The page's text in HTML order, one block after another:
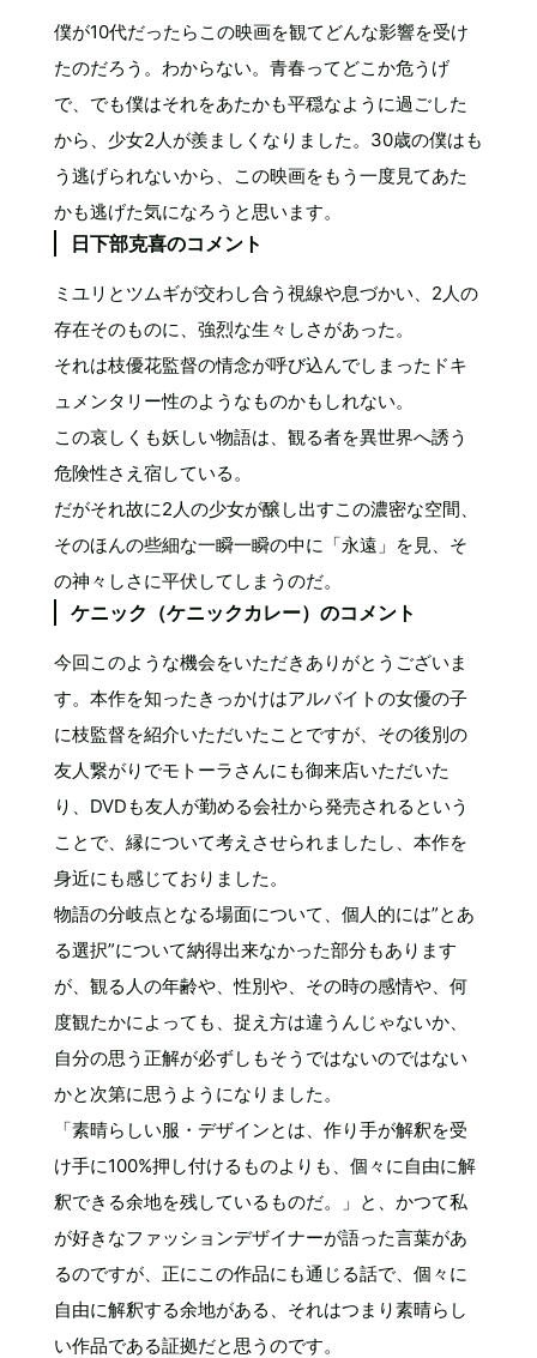
僕が10代だったらこの映画を観てどんな影響を受け
たのだろう。わからない。青春ってどこか危うげ
で、でも僕はそれをあたかも平穏なように過ごした
から、少女2人が羨ましくなりました。30歳の僕はも
う逃げられないから、この映画をもう一度見てあた
かも逃げた気になろうと思います。
日下部克喜のコメント
ミユリとツムギが交わし合う視線や息づかい、2人の
存在そのものに、強烈な生々しさがあった。
それは枝優花監督の情念が呼び込んでしまったドキ
ュメンタリー性のようなものかもしれない。
この哀しくも妖しい物語は、観る者を異世界へ誘う
危険性さえ宿している。
だがそれ故に2人の少女が醸し出すこの濃密な空間、
そのほんの些細な一瞬一瞬の中に「永遠」を見、そ
の神々しさに平伏してしまうのだ。
ケニック（ケニックカレー）のコメント
今回このような機会をいただきありがとうございま
す。本作を知ったきっかけはアルバイトの女優の子
に枝監督を紹介いただいたことですが、その後別の
友人繋がりでモトーラさんにも御来店いただいた
り、DVDも友人が勤める会社から発売されるという
ことで、縁について考えさせられましたし、本作を
身近にも感じておりました。
物語の分岐点となる場面について、個人的には”とあ
る選択”について納得出来なかった部分もあります
が、観る人の年齢や、性別や、その時の感情や、何
度観たかによっても、捉え方は違うんじゃないか、
自分の思う正解が必ずしもそうではないのではない
かと次第に思うようになりました。
「素晴らしい服・デザインとは、作り手が解釈を受
け手に100%押し付けるものよりも、個々に自由に解
釈できる余地を残しているものだ。」と、かつて私
が好きなファッションデザイナーが語った言葉があ
るのですが、正にこの作品にも通じる話で、個々に
自由に解釈する余地がある、それはつまり素晴らし
い作品である証拠だと思うのです。